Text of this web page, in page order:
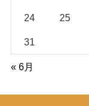
24 25
31
« 6月